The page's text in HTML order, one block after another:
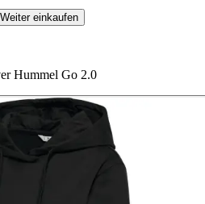
Weiter einkaufen
Hummel Go 2.0